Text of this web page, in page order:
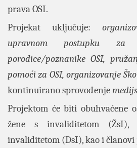
prava OSI.
Projekat uključuje:
upravnom postupku
porodice/poznanike OSI,
pomoći za OSI, organizovanje
kontinuirano sprovođenje
Projektom će biti obuhvaćene
žene s invaliditetom (ŽsI),
invaliditetom (DsI), kao i članovi